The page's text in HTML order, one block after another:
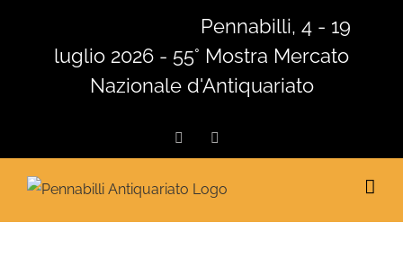
contenuto
Pennabilli, 4 - 19
luglio 2026 - 55° Mostra Mercato
Nazionale d'Antiquariato
Facebook